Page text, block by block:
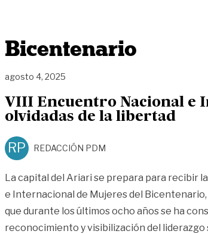
Bicentenario
agosto 4, 2025
VIII Encuentro Nacional e
olvidadas de la libertad
RP REDACCIÓN PDM
La capital del Ariari se prepara para recibir
e Internacional de Mujeres del Bicentenario,
que durante los últimos ocho años se ha
reconocimiento y visibilización del liderazgo